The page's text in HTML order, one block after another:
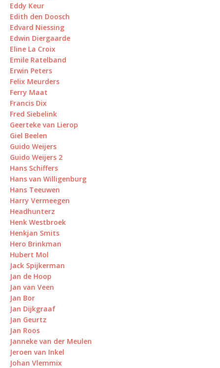
Eddy Keur
Edith den Doosch
Edvard Niessing
Edwin Diergaarde
Eline La Croix
Emile Ratelband
Erwin Peters
Felix Meurders
Ferry Maat
Francis Dix
Fred Siebelink
Geerteke van Lierop
Giel Beelen
Guido Weijers
Guido Weijers 2
Hans Schiffers
Hans van Willigenburg
Hans Teeuwen
Harry Vermeegen
Headhunterz
Henk Westbroek
Henkjan Smits
Hero Brinkman
Hubert Mol
Jack Spijkerman
Jan de Hoop
Jan van Veen
Jan Bor
Jan Dijkgraaf
Jan Geurtz
Jan Roos
Janneke van der Meulen
Jeroen van Inkel
Johan Vlemmix